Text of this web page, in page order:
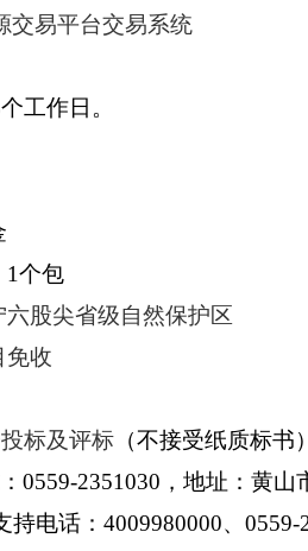
交易平台交易系统
工作日。
1个包
六股尖省级自然保护区
免收
标及评标 （不接受纸质标书）
0559-2351030，地址：黄
电话：4009980000、0559-